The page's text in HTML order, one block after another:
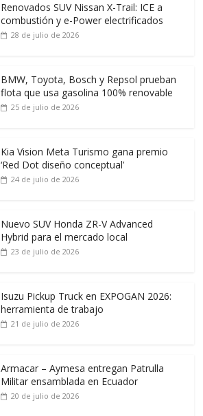
Renovados SUV Nissan X-Trail: ICE a
combustión y e-Power electrificados
28 de julio de 2026
BMW, Toyota, Bosch y Repsol prueban
flota que usa gasolina 100% renovable
25 de julio de 2026
Kia Vision Meta Turismo gana premio
‘Red Dot diseño conceptual’
24 de julio de 2026
Nuevo SUV Honda ZR-V Advanced
Hybrid para el mercado local
23 de julio de 2026
Isuzu Pickup Truck en EXPOGAN 2026:
herramienta de trabajo
21 de julio de 2026
Armacar – Aymesa entregan Patrulla
Militar ensamblada en Ecuador
20 de julio de 2026